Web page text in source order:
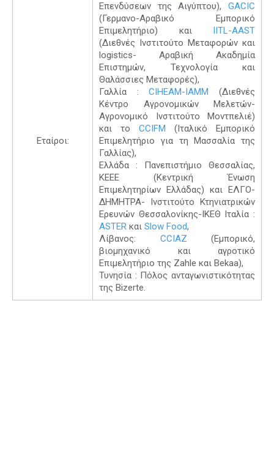
Εταίροι:
Επενδύσεων της Αιγύπτου), GACIC
(Γερμανο-Αραβικό Εμπορικό
Επιμελητήριο) και IITL-AAST
(Διεθνές Ινστιτούτο Μεταφορών και
logistics- Αραβική Ακαδημία
Επιστημών, Τεχνολογία και
Θαλάσσιες Μεταφορές),
Γαλλία :CIHEAM-IAMM (Διεθνές
Κέντρο Αγρονομικών Μελετών-
Αγρονομικό Ινστιτούτο Μοντπελιέ)
και το CCIFM (Ιταλικό Εμπορικό
Επιμελητήριο για τη Μασσαλία της
Γαλλίας),
Ελλάδα : Πανεπιστήμιο Θεσσαλίας,
ΚΕΕΕ (Κεντρική Ένωση
Επιμελητηρίων Ελλάδας) και ΕΛΓΟ-
ΔΗΜΗΤΡΑ- Ινστιτούτο Κτηνιατρικών
Ερευνών Θεσσαλονίκης-ΙΚΕΘ Ιταλία :
ASTER και Slow Food,
Λίβανος: CCIAZ (Εμπορικό,
βιομηχανικό και αγροτικό
Επιμελητήριο της Zahle και Bekaa),
Τυνησία : Πόλος ανταγωνιστικότητας
της Bizerte.